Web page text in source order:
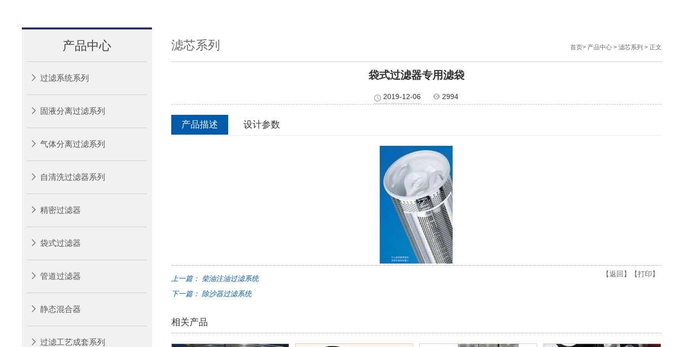
产品中心
过滤系统系列
固液分离过滤系列
气体分离过滤系列
自清洗过滤器系列
精密过滤器
袋式过滤器
管道过滤器
静态混合器
过滤工艺成套系列
滤芯系列 首页> 产品中心> 滤芯系列 > 正文
袋式过滤器专用滤袋
2019-12-06 2994
产品描述 设计参数
上一篇： 柴油注油过滤系统
下一篇： 除沙器过滤系统
【返回】 【打印】
相关产品